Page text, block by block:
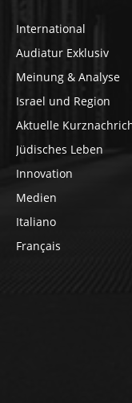
International
Audiatur Exklusiv
Meinung & Analyse
Israel und Region
Aktuelle
Jüdisches Leben
Innovation
Medien
Italiano
Français